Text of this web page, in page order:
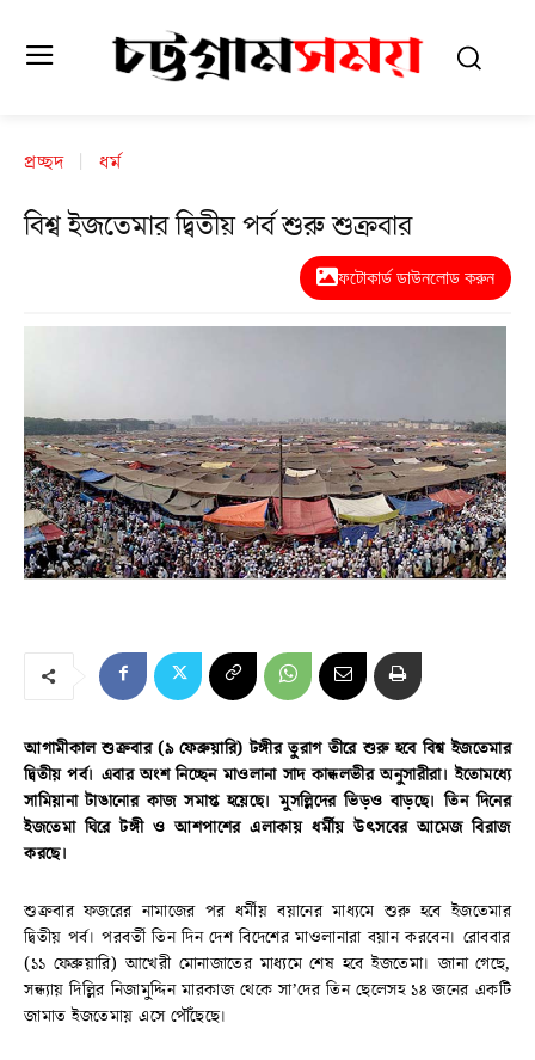
প্রচ্ছদ ধর্ম
বিশ্ব ইজতেমার দ্বিতীয় পর্ব শুরু শুক্রবার
ফটোকার্ড ডাউনলোড করুন
আগামীকাল শুক্রবার (৯ ফেব্রুয়ারি) টঙ্গীর তুরাগ তীরে শুরু হবে বিশ্ব ইজতেমার
দ্বিতীয় পর্ব। এবার অংশ নিচ্ছেন মাওলানা সাদ কান্ধলভীর অনুসারীরা। ইতোমধ্যে
সামিয়ানা টাঙানোর কাজ সমাপ্ত হয়েছে। মুসল্লিদের ভিড়ও বাড়ছে। তিন দিনের
ইজতেমা ঘিরে টঙ্গী ও আশপাশের এলাকায় ধর্মীয় উৎসবের আমেজ বিরাজ
করছে।
শুক্রবার ফজরের নামাজের পর ধর্মীয় বয়ানের মাধ্যমে শুরু হবে ইজতেমার
দ্বিতীয় পর্ব। পরবর্তী তিন দিন দেশ বিদেশের মাওলানারা বয়ান করবেন। রোববার
(১১ ফেব্রুয়ারি) আখেরী মোনাজাতের মাধ্যমে শেষ হবে ইজতেমা। জানা গেছে,
সন্ধ্যায় দিল্লির নিজামুদ্দিন মারকাজ থেকে সা’দের তিন ছেলেসহ ১৪ জনের একটি
জামাত ইজতেমায় এসে পৌঁছেছে।